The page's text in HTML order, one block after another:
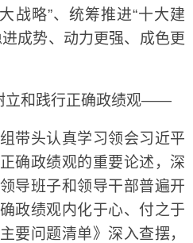
战略”、统筹推进“十大建
成势、动力更强、成色更
和践行正确政绩观——
头认真学习领会习近平
确政绩观的重要论述，深
导班子和领导干部普遍开
政绩观内化于心、付之于
要问题清单》深入查摆，